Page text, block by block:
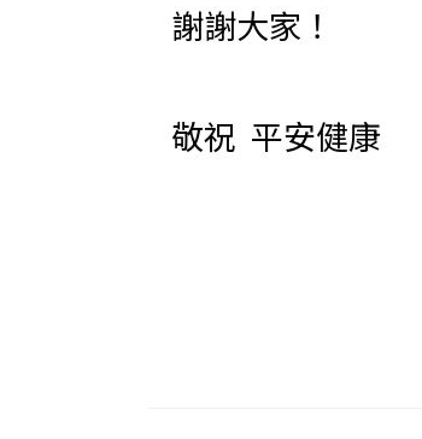
謝謝大家！
敬祝 平安健康